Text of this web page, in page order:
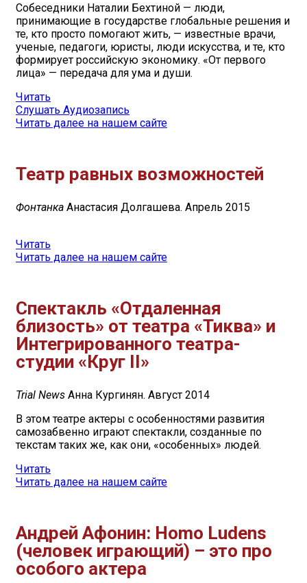
Собеседники Наталии Бехтиной — люди,
принимающие в государстве глобальные решения и
те, кто просто помогают жить, — известные врачи,
ученые, педагоги, юристы, люди искусства, и те, кто
формирует российскую экономику. «От первого
лица» — передача для ума и души.
Читать
Слушать Аудиозапись
Читать далее на нашем сайте
Театр равных возможностей
Фонтанка Анастасия Долгашева. Апрель 2015
Читать
Читать далее на нашем сайте
Спектакль «Отдаленная
близость» от театра «Тиква» и
Интегрированного театра-
студии «Круг II»
Trial News Анна Кургинян. Август 2014
В этом театре актеры с особенностями развития
самозабвенно играют спектакли, созданные по
текстам таких же, как они, «особенных» людей.
Читать
Читать далее на нашем сайте
Андрей Афонин: Homo Ludens
(человек играющий) – это про
особого актера